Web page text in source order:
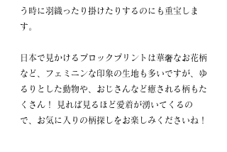
う時に羽織ったり掛けたりするのにも重宝しま
す。
日本で見かけるブロックプリントは華奢なお花柄
など、フェミニンな印象の生地も多いですが、ゆ
るりとした動物や、おじさんなど癒される柄もた
くさん！ 見れば見るほど愛着が湧いてくるの
で、お気に入りの柄探しをお楽しみくださいね！